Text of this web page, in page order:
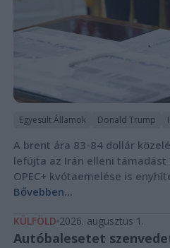
Egyesült Államok Donald Trump
A brent ára 83-84 dollár
lefújta az Irán elleni
OPEC+ kvótaemelése is
Bővebben...
KÜLFÖLD 2026. augusztus 1.
Autóbalesetet